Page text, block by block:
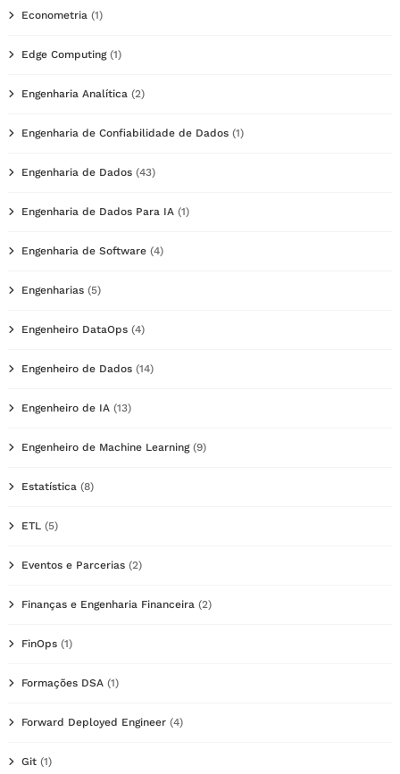
Econometria (1)
Edge Computing(1)
Engenharia Analítica (2)
Engenharia de Confiabilidade de Dados (1)
Engenharia de Dados (43)
Engenharia de Dados Para IA (1)
Engenharia de Software (4)
Engenharias (5)
Engenheiro DataOps (4)
Engenheiro de Dados (14)
Engenheiro de IA (13)
Engenheiro de Machine Learning(9)
Estatística (8)
ETL (5)
Eventos e Parcerias (2)
Finanças e Engenharia Financeira (2)
FinOps (1)
Formações DSA (1)
Forward Deployed Engineer (4)
Git (1)